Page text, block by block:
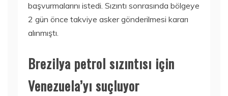
başvurmalarını istedi. Sızıntı sonrasında bölgeye
2 gün önce takviye asker gönderilmesi kararı
alınmıştı.
Brezilya petrol sızıntısı için
Venezuela’yı suçluyor